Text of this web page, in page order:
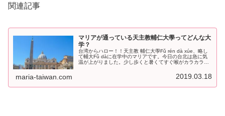
関連記事
マリアが通っている天主教輔仁大學ってどんな大
学？
台湾からハロー！！天主教 輔仁大學Fǔ rén dà xúe、略し
て輔大Fǔ dàに在学中のマリアです。今日の台北は急に気
温が上がりました。少し歩くと暑くてすぐ喉がカラカラに
maria-taiwan.com 2019.03.18